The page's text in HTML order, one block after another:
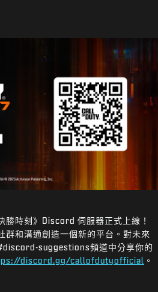
勝時刻》Discord 伺服器正式上線！
群和溝通創造一個新的平台。對未來
suggestions頻道中分享你的
discord.gg/callofdutyofficial 。